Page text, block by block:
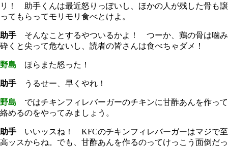
リ！ 助手くんは最近怒りっぽいし、ほかの人が残した骨も譲
ってもらってモリモリ食べとけよ。
助手 そんなことするやついるかよ！ つーか、鶏の骨は噛み
砕くと尖って危ないし、読者の皆さんは食べちゃダメ！
野島 ほらまた怒った！
助手 うるせー、早くやれ！
野島 ではチキンフィレバーガーのチキンに甘酢あんを作って
絡めるのをやってみましょう。
助手 いいッスね！ KFCのチキンフィレバーガーはマジで至
高ッスからね。でも、甘酢あんを作るのってけっこう面倒だっ